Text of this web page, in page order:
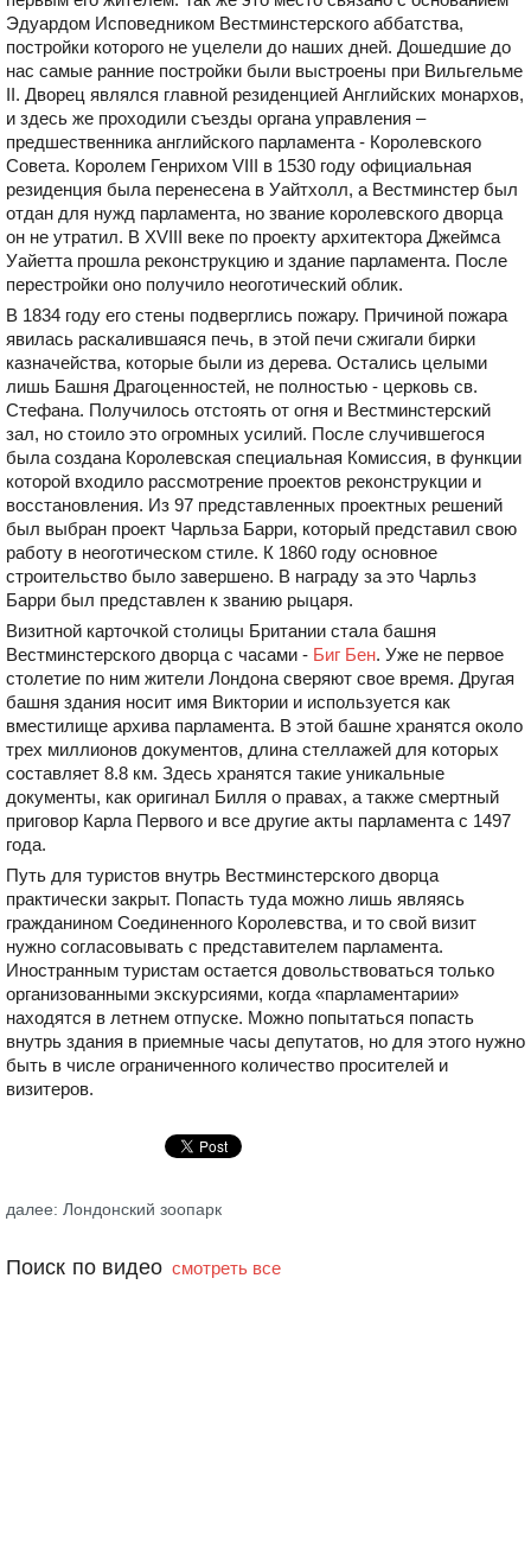
Эдуардом Исповедником Вестминстерского аббатства,
постройки которого не уцелели до наших дней. Дошедшие до
нас самые ранние постройки были выстроены при Вильгельме
II. Дворец являлся главной резиденцией Английских монархов,
и здесь же проходили съезды органа управления –
предшественника английского парламента - Королевского
Совета. Королем Генрихом VIII в 1530 году официальная
резиденция была перенесена в Уайтхолл, а Вестминстер был
отдан для нужд парламента, но звание королевского дворца
он не утратил. В XVIII веке по проекту архитектора Джеймса
Уайетта прошла реконструкцию и здание парламента. После
перестройки оно получило неоготический облик.
В 1834 году его стены подверглись пожару. Причиной пожара
явилась раскалившаяся печь, в этой печи сжигали бирки
казначейства, которые были из дерева. Остались целыми
лишь Башня Драгоценностей, не полностью - церковь св.
Стефана. Получилось отстоять от огня и Вестминстерский
зал, но стоило это огромных усилий. После случившегося
была создана Королевская специальная Комиссия, в функции
которой входило рассмотрение проектов реконструкции и
восстановления. Из 97 представленных проектных решений
был выбран проект Чарльза Барри, который представил свою
работу в неоготическом стиле. К 1860 году основное
строительство было завершено. В награду за это Чарльз
Барри был представлен к званию рыцаря.
Визитной карточкой столицы Британии стала башня
Вестминстерского дворца с часами - Биг Бен. Уже не первое
столетие по ним жители Лондона сверяют свое время. Другая
башня здания носит имя Виктории и используется как
вместилище архива парламента. В этой башне хранятся около
трех миллионов документов, длина стеллажей для которых
составляет 8.8 км. Здесь хранятся такие уникальные
документы, как оригинал Билля о правах, а также смертный
приговор Карла Первого и все другие акты парламента с 1497
года.
Путь для туристов внутрь Вестминстерского дворца
практически закрыт. Попасть туда можно лишь являясь
гражданином Соединенного Королевства, и то свой визит
нужно согласовывать с представителем парламента.
Иностранным туристам остается довольствоваться только
организованными экскурсиями, когда «парламентарии»
находятся в летнем отпуске. Можно попытаться попасть
внутрь здания в приемные часы депутатов, но для этого нужно
быть в числе ограниченного количество просителей и
визитеров.
далее: Лондонский зоопарк
Поиск по видео смотреть все